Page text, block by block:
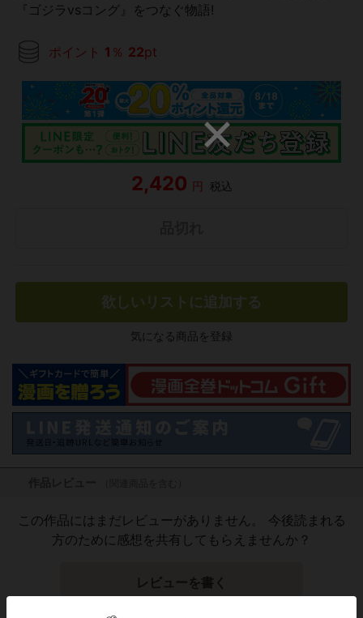
『ゴジラvsコング』をつなぐ物語!
ポイント 1 ％ 22pt
2,420 円 税込
欲しいリストに追加する
気になる商品を登録
この作品にはまだレビューがありません。 今後読まれる
方のために感想を共有してもらえませんか？
レビューを書く